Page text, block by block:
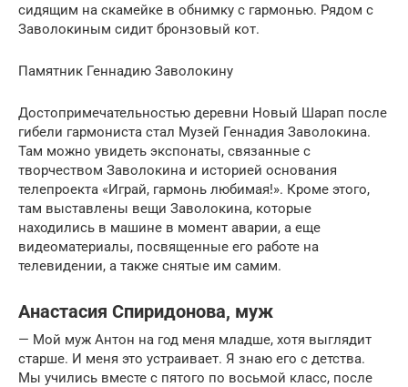
сидящим на скамейке в обнимку с гармонью. Рядом с
Заволокиным сидит бронзовый кот.
Памятник Геннадию Заволокину
Достопримечательностью деревни Новый Шарап после
гибели гармониста стал Музей Геннадия Заволокина.
Там можно увидеть экспонаты, связанные с
творчеством Заволокина и историей основания
телепроекта «Играй, гармонь любимая!». Кроме этого,
там выставлены вещи Заволокина, которые
находились в машине в момент аварии, а еще
видеоматериалы, посвященные его работе на
телевидении, а также снятые им самим.
Анастасия Спиридонова, муж
— Мой муж Антон на год меня младше, хотя выглядит
старше. И меня это устраивает. Я знаю его с детства.
Мы учились вместе с пятого по восьмой класс, после